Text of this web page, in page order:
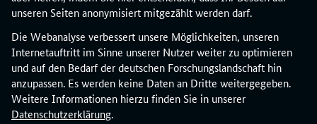
unseren Seiten anonymisiert mitgezählt werden darf.
Die Webanalyse verbessert unsere Möglichkeiten, unseren
Internetauftritt im Sinne unserer Nutzer weiter zu optimieren
und auf den Bedarf der deutschen Forschungslandschaft hin
anzupassen. Es werden keine Daten an Dritte weitergegeben.
Weitere Informationen hierzu finden Sie in unserer
Datenschutzerklärung.